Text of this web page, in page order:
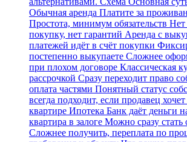
Обычная аренда Платите за
Простота, минимум обязательств
покупку, нет гарантий Аренда с
платежей идёт в счёт покупки
постепенно выкупаете Сложнее
при плохом договоре Классическая
рассрочкой Сразу переходит право
оплата частями Понятный статус
всегда подходит, если продавец хочет
квартире Ипотека Банк даёт деньги
квартира в залоге Можно сразу стать
Сложнее получить, переплата по